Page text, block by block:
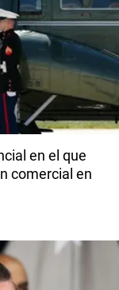
en el que
comercial en